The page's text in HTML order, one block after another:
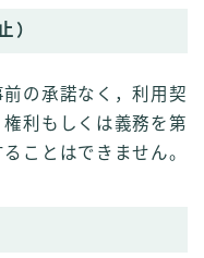
）
の承諾なく，利用契
利もしくは義務を第
ことはできません。